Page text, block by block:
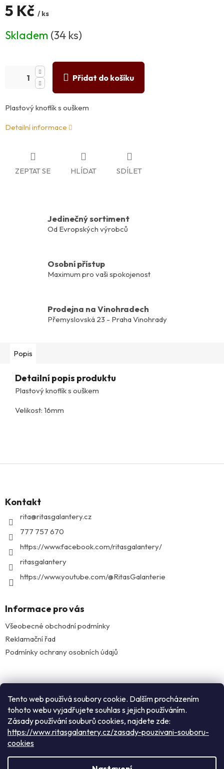
Tento web používá soubory cookie. Dalším procházením
tohoto webu vyjadřujete souhlas s jejich používáním.
Zásady používání souburů cookies, najdete zde:
https://www.ritasgalantery.cz/zasady-pouzivani-souboru-
cookies
5 Kč / ks
cena:
Skladem (34 ks)
Přidat do košíku
Plastový knoflík s ouškem
Detailní informace
ZEPTAT SE HLÍDAT SDÍLET
Jedinečný sortiment
Od Evropských výrobců
Osobní přístup
Maximum pro vaši spokojenost
Prodejna na Vinohradech
Přemyslovská 23 - Praha Vinohrady
Popis
Detailní popis produktu
Plastový knoflík s ouškem
Velikost: 16mm
aKontakt
rita@ritasgalantery.cz
777 757 670
https://www.facebook.com/ritasgalantery/
ritasgalantery
https://www.youtube.com/@RitasGalanterie
Informace pro vás
Všeobecné obchodní podmínky
Reklamační řad
Podmínky ochrany osobních údajů
Instagram
Vytvořil Shoptet